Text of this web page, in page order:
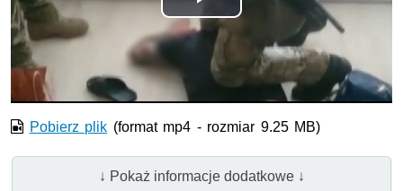
Odtwórz
wideo
Pobierz plik (format mp4 - rozmiar 9.25 MB)
↓ Pokaż informacje dodatkowe ↓